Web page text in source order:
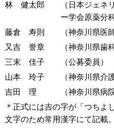
林 健太郎
（日本ジェネ
ー学会原薬分
藤倉 寿則
（神奈川県医
又吉 誉章
（神奈川県歯
三末 佳子
（公募委員）
山本 玲子
（神奈川県介
吉田 理
（神奈川県病
＊正式には吉の字が「つちよ
文字のため常用漢字にて記載。